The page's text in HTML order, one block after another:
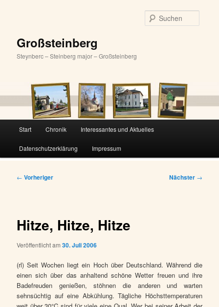
Großsteinberg
Steynberc – Steinberg major – Großsteinberg
Start Chronik Interessantes und Aktuelles
Datenschutzerklärung Impressum
Beitragsnavigation
← Vorheriger Nächster →
Hitze, Hitze, Hitze
Veröffentlicht am30. Juli 2006
(rl) Seit Wochen liegt ein Hoch über Deutschland. Während die
einen sich über das anhaltend schöne Wetter freuen und ihre
Badefreuden genießen, stöhnen die anderen und warten
sehnsüchtig auf eine Abkühlung. Tägliche Höchsttemperaturen